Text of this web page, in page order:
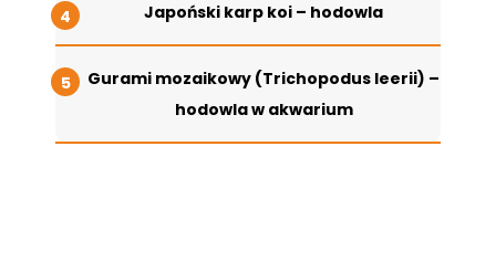
Japoński karp koi – hodowla
Gurami mozaikowy (Trichopodus leerii) –
hodowla w akwarium